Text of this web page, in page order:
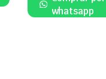
whatsapp